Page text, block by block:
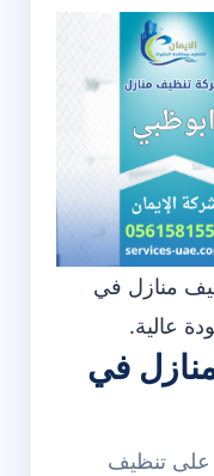
منازل في
عالية.
في
على تنظيف